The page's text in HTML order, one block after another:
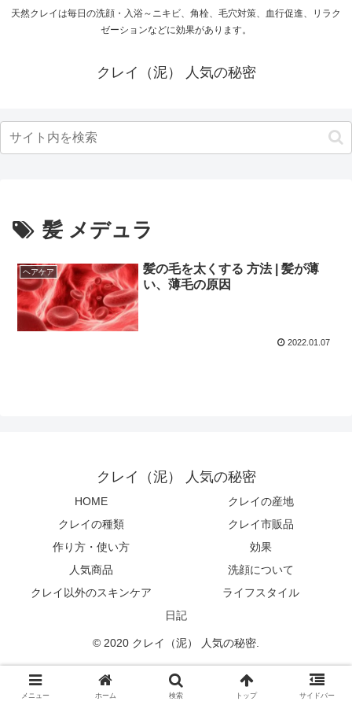
天然クレイは毎日の洗顔・入浴～ニキビ、角栓、毛穴対策、血行促進、リラク
ゼーションなどに効果があります。
クレイ（泥） 人気の秘密
髪 メデュラ
ヘアケア
髪の毛を太くする 方法 | 髪が薄
い、薄毛の原因
2022.01.07
クレイ（泥） 人気の秘密
HOME
クレイの産地
クレイの種類
クレイ市販品
作り方・使い方
効果
人気商品
洗顔について
クレイ以外のスキンケア
ライフスタイル
日記
© 2020 クレイ（泥） 人気の秘密.
メニュー ホーム 検索 トップ サイドバー